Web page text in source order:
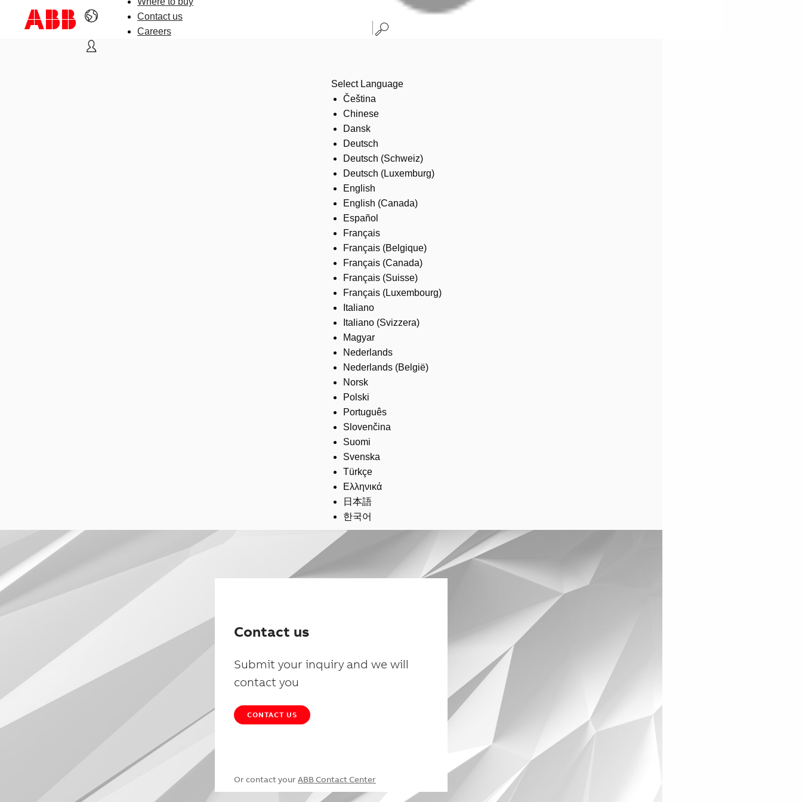
Contact us
Careers
Select Language
Čeština
Chinese
Dansk
Deutsch
Deutsch (Schweiz)
Deutsch (Luxemburg)
English
English (Canada)
Español
Français
Français (Belgique)
Français (Canada)
Français (Suisse)
Français (Luxembourg)
Italiano
Italiano (Svizzera)
Magyar
Nederlands
Nederlands (België)
Norsk
Polski
Português
Slovenčina
Suomi
Svenska
Türkçe
Ελληνικά
日本語
한국어
Contact us
Submit your inquiry and we will
contact you
CONTACT US
Or contact your ABB Contact Center